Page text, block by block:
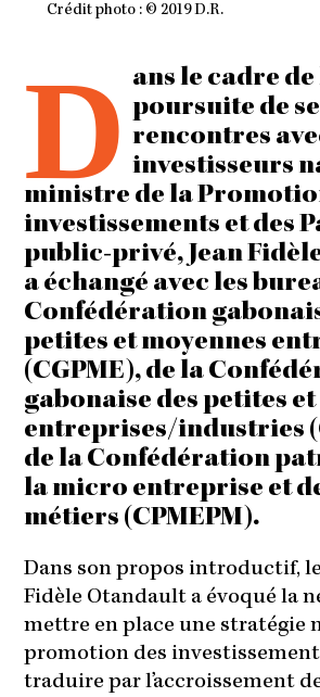
Crédit photo : © 2019 D.R.
D ans le cadre
poursuite de
rencontres
investisseurs
ministre de la
investissements et des
public-privé, Jean
a échangé avec les
Confédération
petites et moyennes
(CGPME), de la
gabonaise des petites
entreprises/industries
de la Confédération
la micro entreprise et
métiers (CPMEPM).
Dans son propos introductif,
Fidèle Otandault a évoqué la
mettre en place une stratégie
promotion des
traduire par l’accroissement